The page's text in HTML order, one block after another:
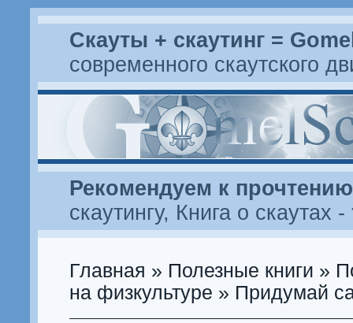
Скауты + скаутинг =
современного скаутского
Рекомендуем к прочтению
скаутингу, Книга о скаутах -
Главная » Полезные книги »
на физкультуре » Придумай